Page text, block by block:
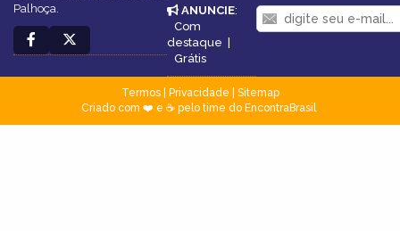
Palhoça.
ANUNCIE:
Com
destaque |
Grátis
Termos| Privacidade
Sitemap
Criado com ❤️ e ☕ pelo time do EncontraBrasil